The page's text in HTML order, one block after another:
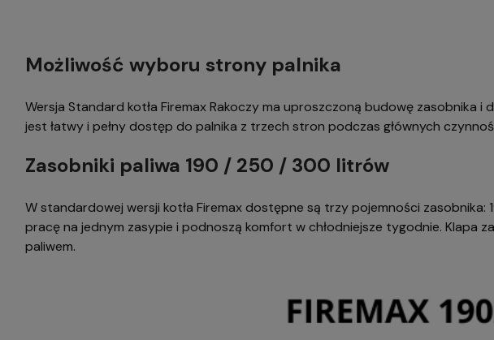
Możliwość wyboru strony palnika
Wersja Standard kotła Firemax Rakoczy ma uproszczoną budowę zasobnika
jest łatwy i pełny dostęp do palnika z trzech stron podczas głównych
Zasobniki paliwa 190 / 250 / 300 litrów
W standardowej wersji kotła Firemax dostępne są trzy pojemności zasobnika:
pracę na jednym zasypie i podnoszą komfort w chłodniejsze tygodnie. Klapa
paliwem.